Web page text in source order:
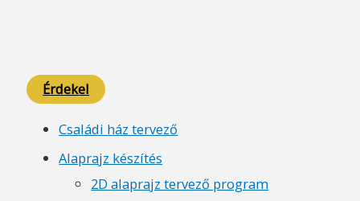
Érdekel
Családi ház tervező
Alaprajz készítés
2D alaprajz tervező program